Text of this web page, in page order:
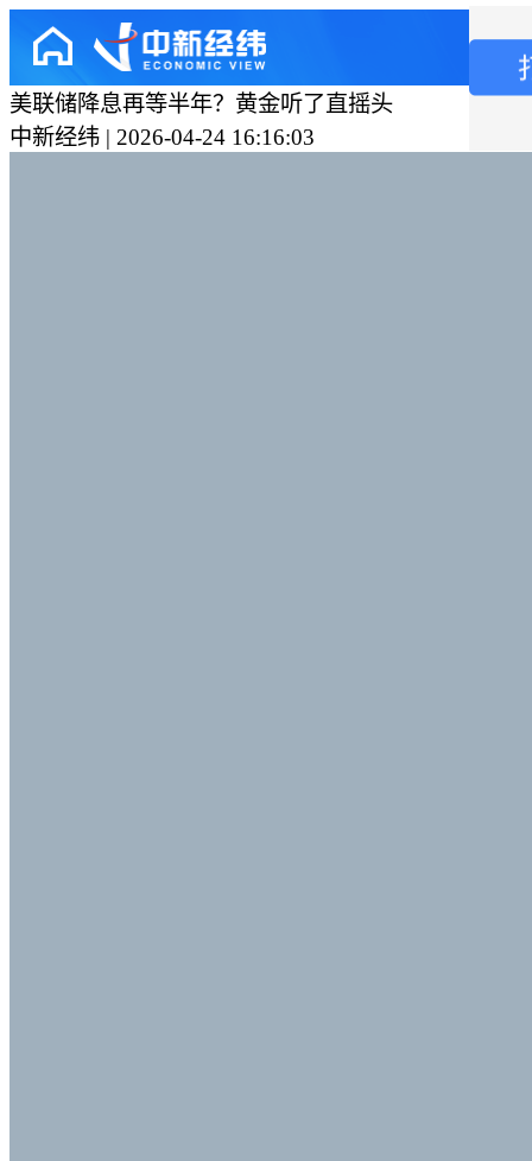
美联储降息再等半年？黄金听了直摇头
中新经纬 | 2026-04-24 16:16:03